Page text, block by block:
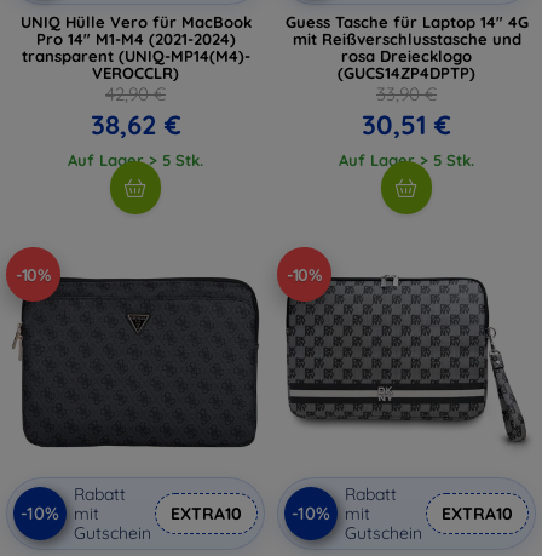
UNIQ Hülle Vero für MacBook
Pro 14" M1-M4 (2021-2024)
transparent (UNIQ-MP14(M4)-
VEROCCLR)
42,90 €
38,62 €
Auf Lager > 5 Stk.
Guess Tasche für Laptop 14" 4G
mit Reißverschlusstasche und
rosa Dreiecklogo
(GUCS14ZP4DPTP)
33,90 €
30,51 €
Auf Lager > 5 Stk.
-10%
-10%
Rabatt
mit
Gutschein
EXTRA10
-10%
-10%
Rabatt
mit
Gutschein
EXTRA10